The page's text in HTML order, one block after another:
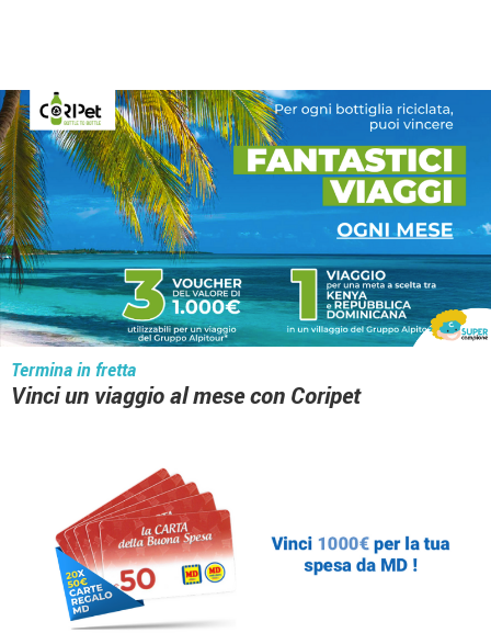
Termina in fretta
Vinci un viaggio al mese con Coripet